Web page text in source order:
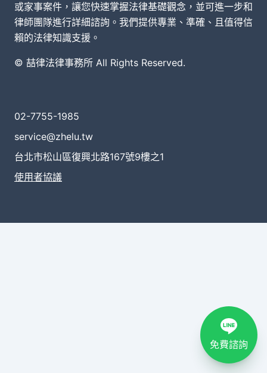
或家事案件，讓您快速掌握法律基礎觀念，並可進一步和
律師團隊進行詳細諮詢。我們提供專業、準確、且值得信
賴的法律知識支援。
© 喆律法律事務所 All Rights Reserved.
02-7755-1985
service@zhelu.tw
台北市松山區復興北路167號9樓之1
使用者協議
免費諮詢